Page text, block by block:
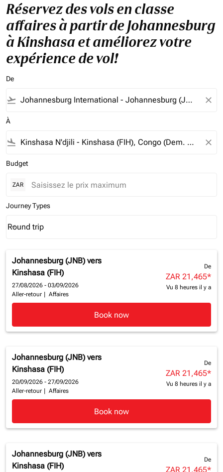
Réservez des vols en classe
affaires à partir de Johannesburg
à Kinshasa et améliorez votre
expérience de vol!
De
flight_takeoff close
À
flight_land close
Budget
ZAR
Journey Types
Journey Types option Round trip Selected
Round trip
keyboard_arrow_down
Johannesburg (JNB) vers
Kinshasa (FIH)
27/08/2026 - 03/09/2026
Aller-retour
Affaires
De
ZAR 21,465*
Vu 8 heures il y a
Book now
Johannesburg (JNB) vers
Kinshasa (FIH)
20/09/2026 - 27/09/2026
Aller-retour
Affaires
De
ZAR 21,465*
Vu 8 heures il y a
Book now
Johannesburg (JNB) vers
Kinshasa (FIH)
De
ZAR 21,465*